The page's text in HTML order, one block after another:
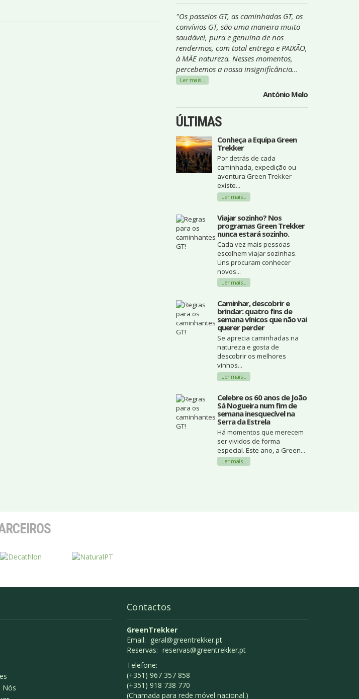
"Os passeios GT, as caminhadas GT, os
convívios GT, são uma maneira muito
saudável, pura e genuína de nos
rendermos, com total entrega e PAIXÃO,
à MÃE natureza. Nesses momentos,
percebemos a nossa insignificância...
Ler mais...
António Melo
ÚLTIMAS
Conheça a Equipa Green
Trekker
Por detrás de cada
caminhada, expedição ou
aventura Green Trekker
existe...
Ler mais...
Viajar sozinho? Nos
programas Green Trekker
nunca estará sozinho.
Cada vez mais pessoas
escolhem viajar sozinhas.
Uns procuram conhecer
novos...
Ler mais...
Caminhar, descobrir e
brindar: quatro fins de
semana vínicos que não vai
querer perder
Se aprecia caminhadas na
natureza e gosta de
descobrir os melhores
vinhos...
Ler mais...
Celebre os 60 anos de João
Sá Nogueira num fim de
semana inesquecível na
Serra da Estrela
Há momentos que merecem
ser vividos de forma
especial. Este ano, a Green...
Ler mais...
Nós
Contactos
GreenTrekker
Email: geral@greentrekker.pt
Reservas: reservas@greentrekker.pt
Telefone:
(+351) 967 357 858
(+351) 918 738 770
(Chamada para rede móvel nacional.)